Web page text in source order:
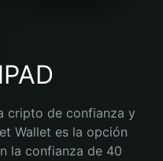
cripto de confianza y
Wallet es la opción
la confianza de 40